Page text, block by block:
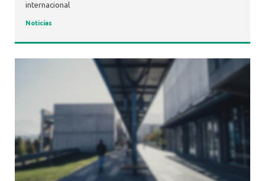
internacional
Noticias